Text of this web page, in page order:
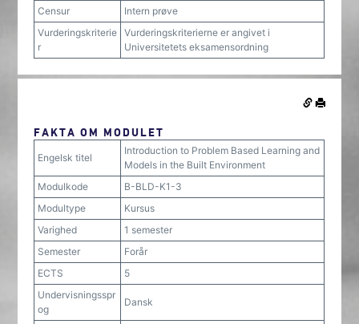
Censur
Intern prøve
Vurderingskriterie
r
Vurderingskriterierne er angivet i
Universitetets eksamensordning
FAKTA OM MODULET
Engelsk titel
Introduction to Problem Based Learning and
Models in the Built Environment
Modulkode
B-BLD-K1-3
Modultype
Kursus
Varighed
1 semester
Semester
Forår
ECTS
5
Undervisningsspr
og
Dansk